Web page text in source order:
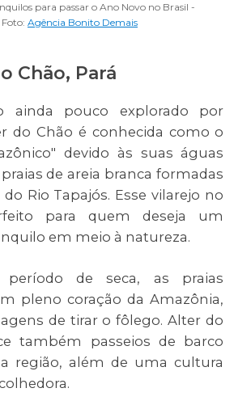
para passar o Ano Novo no Brasil -
Foto: Agência Bonito Demais
Chão, Pará
ainda pouco explorado por
do Chão é conhecida como o
devido às suas águas
de areia branca formadas
Rio Tapajós. Esse vilarejo no
para quem deseja um
em meio à natureza.
de seca, as praias
pleno coração da Amazônia,
de tirar o fôlego. Alter do
também passeios de barco
região, além de uma cultura